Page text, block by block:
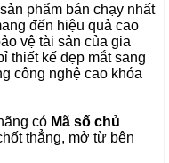
sản phẩm bán chạy nhất
đến hiệu quả cao
vệ tài sản của gia
thiết kế đẹp mắt sang
công nghệ cao khóa
có Mã số chủ
thẳng, mở từ bên